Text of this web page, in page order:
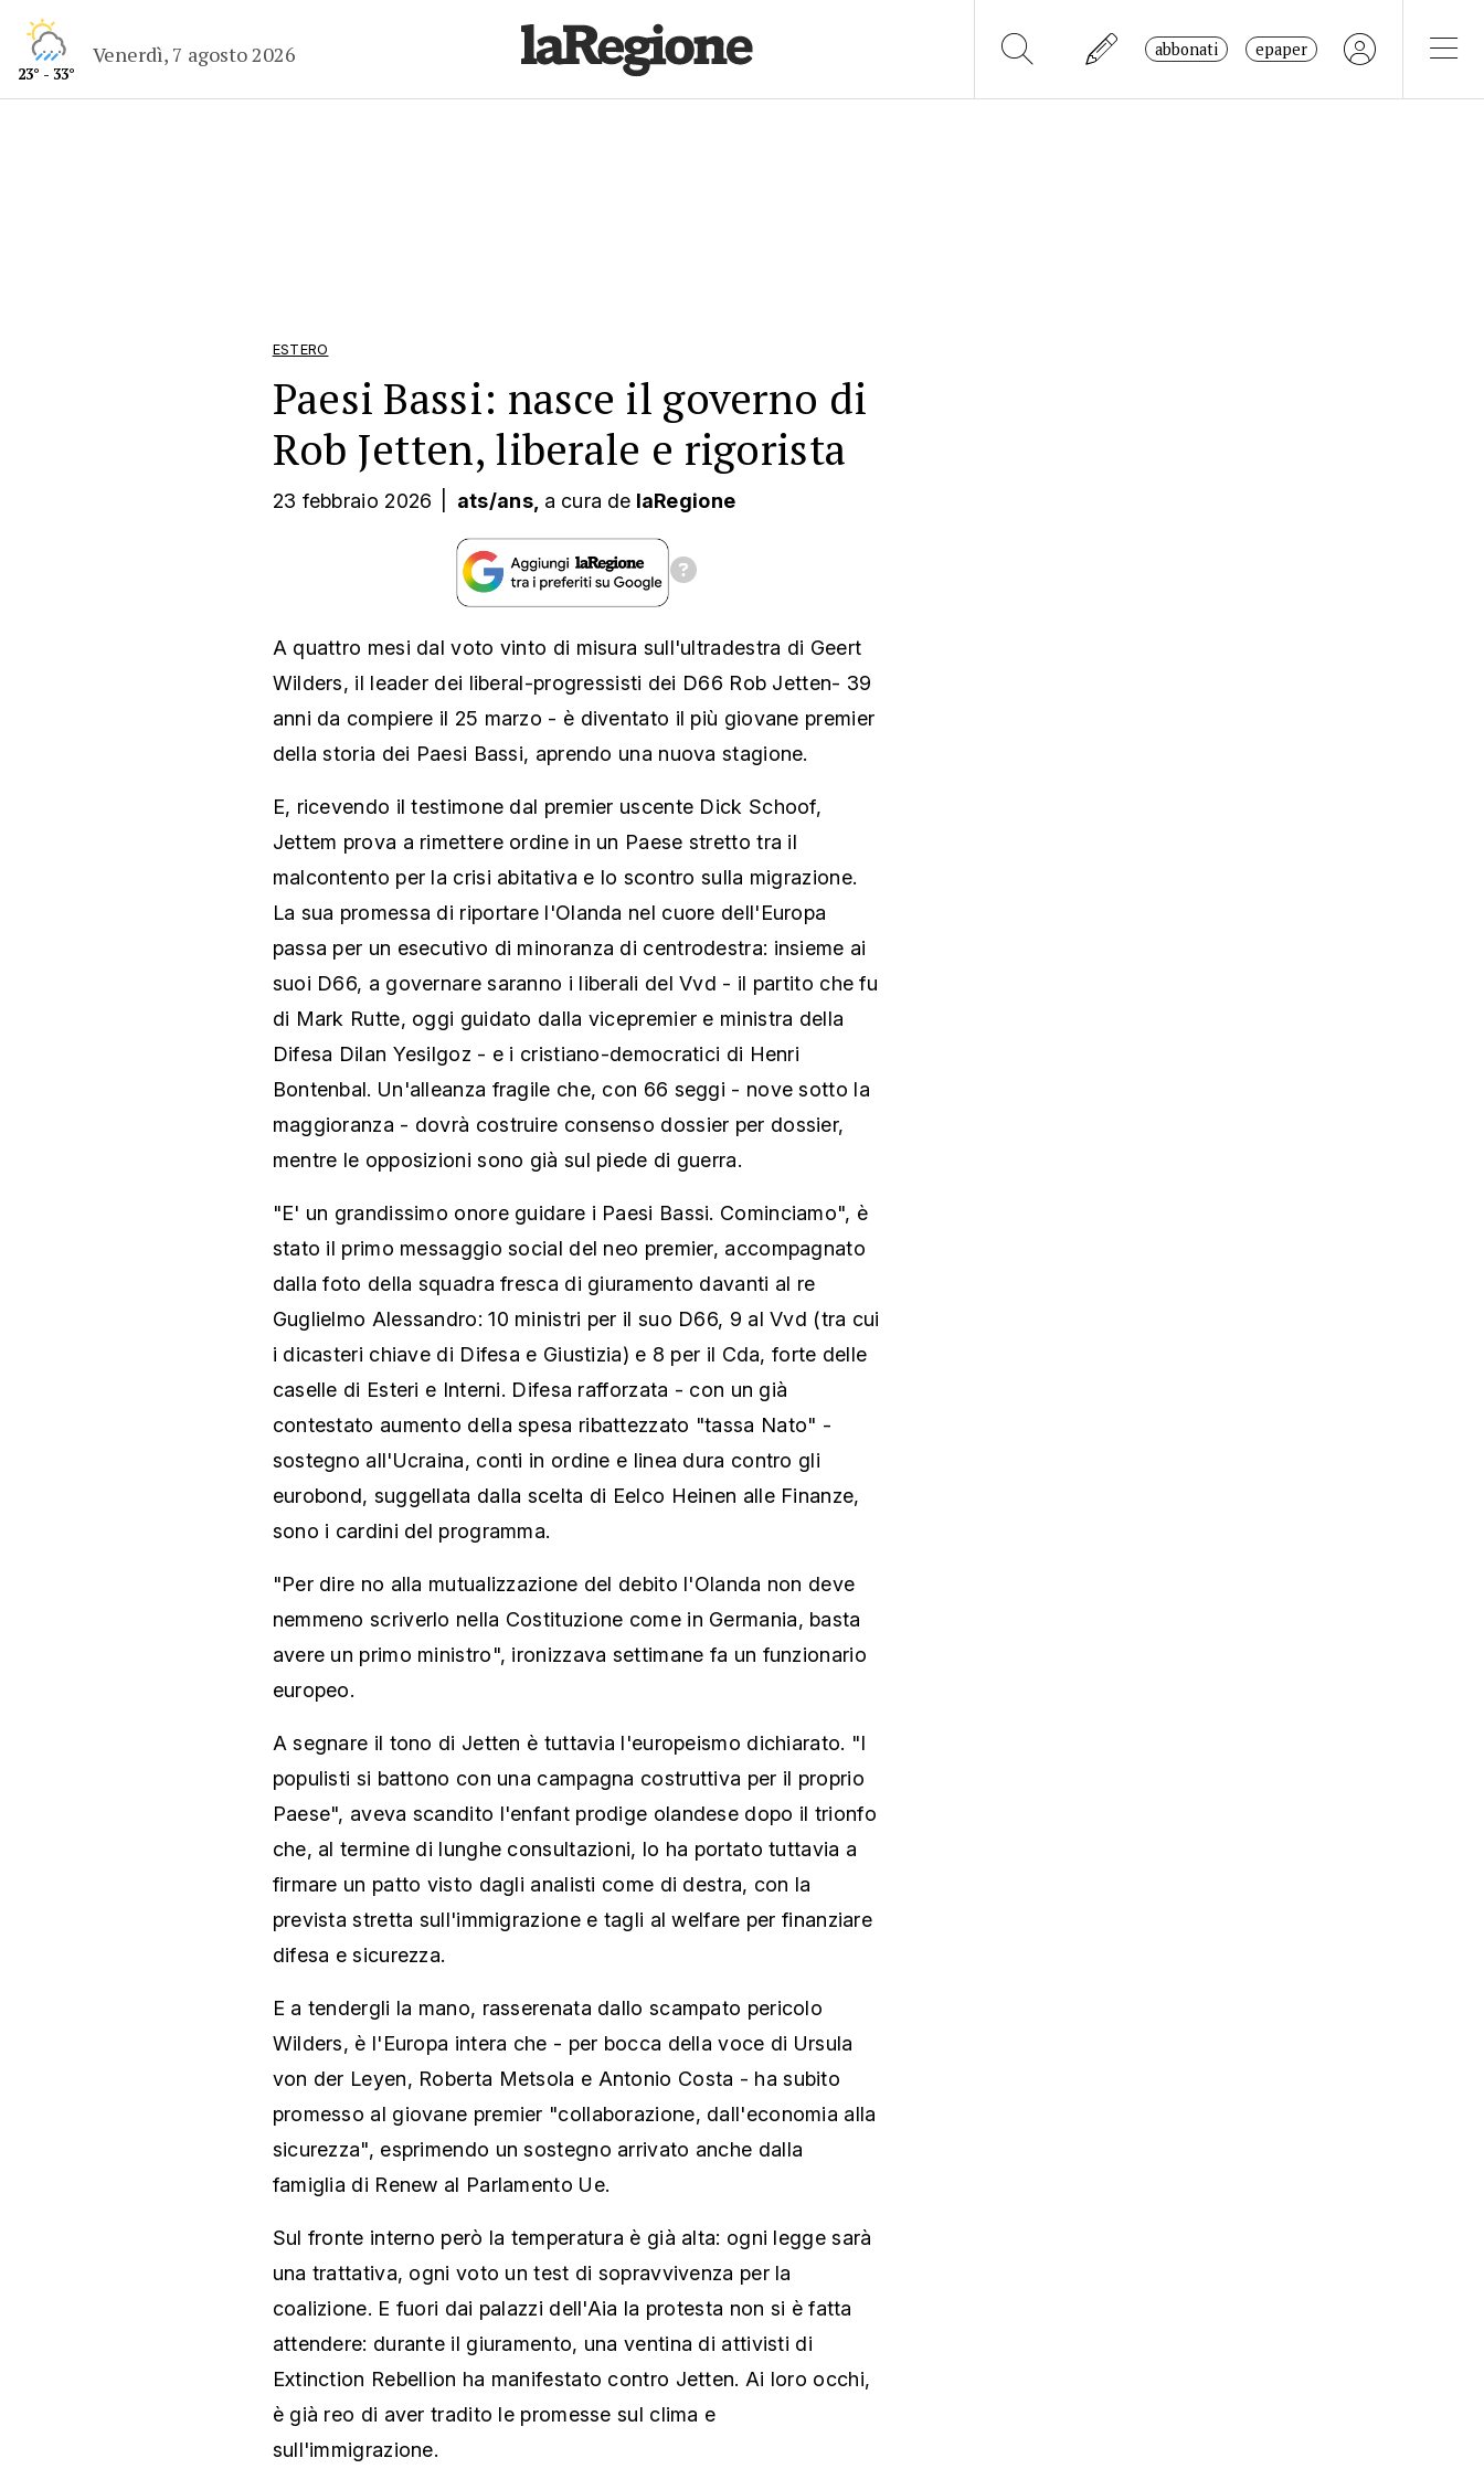
23° - 33°
Venerdì, 7 agosto 2026 abbonati epaper
ESTERO
Paesi Bassi: nasce il governo di
Rob Jetten, liberale e rigorista
23 febbraio 2026 ats/ans, a cura de laRegione
A quattro mesi dal voto vinto di misura sull'ultradestra di Geert
Wilders, il leader dei liberal-progressisti dei D66 Rob Jetten- 39
anni da compiere il 25 marzo - è diventato il più giovane premier
della storia dei Paesi Bassi, aprendo una nuova stagione.
E, ricevendo il testimone dal premier uscente Dick Schoof,
Jettem prova a rimettere ordine in un Paese stretto tra il
malcontento per la crisi abitativa e lo scontro sulla migrazione.
La sua promessa di riportare l'Olanda nel cuore dell'Europa
passa per un esecutivo di minoranza di centrodestra: insieme ai
suoi D66, a governare saranno i liberali del Vvd - il partito che fu
di Mark Rutte, oggi guidato dalla vicepremier e ministra della
Difesa Dilan Yesilgoz - e i cristiano-democratici di Henri
Bontenbal. Un'alleanza fragile che, con 66 seggi - nove sotto la
maggioranza - dovrà costruire consenso dossier per dossier,
mentre le opposizioni sono già sul piede di guerra.
"E' un grandissimo onore guidare i Paesi Bassi. Cominciamo", è
stato il primo messaggio social del neo premier, accompagnato
dalla foto della squadra fresca di giuramento davanti al re
Guglielmo Alessandro: 10 ministri per il suo D66, 9 al Vvd (tra cui
i dicasteri chiave di Difesa e Giustizia) e 8 per il Cda, forte delle
caselle di Esteri e Interni. Difesa rafforzata - con un già
contestato aumento della spesa ribattezzato "tassa Nato" -
sostegno all'Ucraina, conti in ordine e linea dura contro gli
eurobond, suggellata dalla scelta di Eelco Heinen alle Finanze,
sono i cardini del programma.
"Per dire no alla mutualizzazione del debito l'Olanda non deve
nemmeno scriverlo nella Costituzione come in Germania, basta
avere un primo ministro", ironizzava settimane fa un funzionario
europeo.
A segnare il tono di Jetten è tuttavia l'europeismo dichiarato. "I
populisti si battono con una campagna costruttiva per il proprio
Paese", aveva scandito l'enfant prodige olandese dopo il trionfo
che, al termine di lunghe consultazioni, lo ha portato tuttavia a
firmare un patto visto dagli analisti come di destra, con la
prevista stretta sull'immigrazione e tagli al welfare per finanziare
difesa e sicurezza.
E a tendergli la mano, rasserenata dallo scampato pericolo
Wilders, è l'Europa intera che - per bocca della voce di Ursula
von der Leyen, Roberta Metsola e Antonio Costa - ha subito
promesso al giovane premier "collaborazione, dall'economia alla
sicurezza", esprimendo un sostegno arrivato anche dalla
famiglia di Renew al Parlamento Ue.
Sul fronte interno però la temperatura è già alta: ogni legge sarà
una trattativa, ogni voto un test di sopravvivenza per la
coalizione. E fuori dai palazzi dell'Aia la protesta non si è fatta
attendere: durante il giuramento, una ventina di attivisti di
Extinction Rebellion ha manifestato contro Jetten. Ai loro occhi,
è già reo di aver tradito le promesse sul clima e
sull'immigrazione.